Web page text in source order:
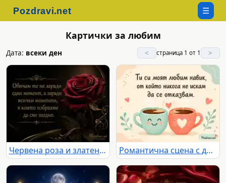
☰
Картички за любим
Дата: всеки ден < страница 1 от 1 >
Червена роза и златен любовен цитат върху тъмен елегантен фон Романтична сцена с две усмихнати чаши кафе и любовен цитат за любим навик